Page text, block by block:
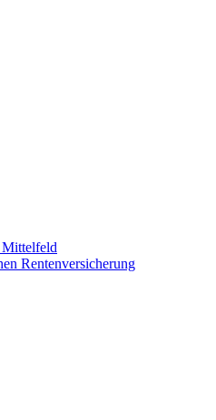
Mittelfeld
Rentenversicherung